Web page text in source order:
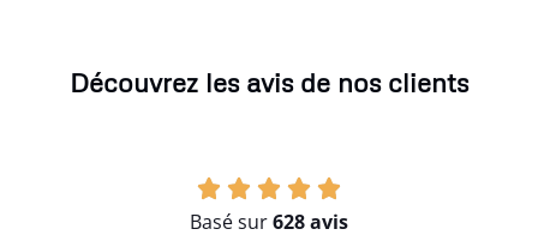
Découvrez les avis de nos clients
Basé sur628 avis